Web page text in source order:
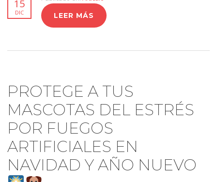
15
DIC
LEER MÁS
PROTEGE A TUS
MASCOTAS DEL ESTRÉS
POR FUEGOS
ARTIFICIALES EN
NAVIDAD Y AÑO NUEVO